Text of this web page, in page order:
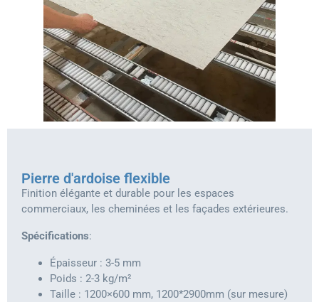
Pierre d'ardoise flexible
Finition élégante et durable pour les espaces
commerciaux, les cheminées et les façades extérieures.
Spécifications:
Épaisseur : 3-5 mm
Poids : 2-3 kg/m²
Taille : 1200×600 mm, 1200*2900mm (sur mesure)